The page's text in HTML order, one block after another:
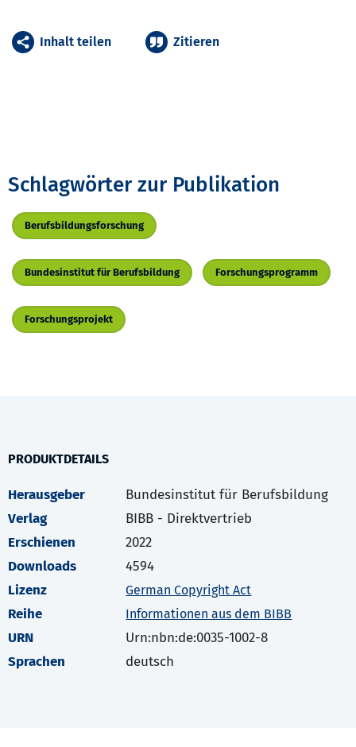
Inhalt teilen Zitieren
Schlagwörter zur Publikation
Berufsbildungsforschung
Bundesinstitut für Berufsbildung Forschungsprogramm
Forschungsprojekt
PRODUKTDETAILS
Herausgeber
Bundesinstitut für Berufsbildung
Verlag
BIBB - Direktvertrieb
Erschienen
2022
Downloads
4594
Lizenz
German Copyright Act
Reihe Informationen aus dem BIBB
URN
Urn:nbn:de:0035-1002-8
Sprachen
deutsch